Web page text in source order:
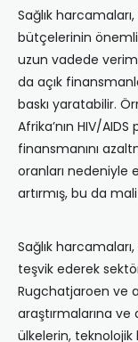
Sağlık
bütçelerinin önemli
uzun vadede
da açık
baskı yaratabilir.
Afrika’nın HIV/
finansmanını
oranları nedeniyle
artırmış, bu da
Sağlık
teşvik ederek
Rugchatjaroen ve
araştırmalarına ve
ülkelerin, teknolojik